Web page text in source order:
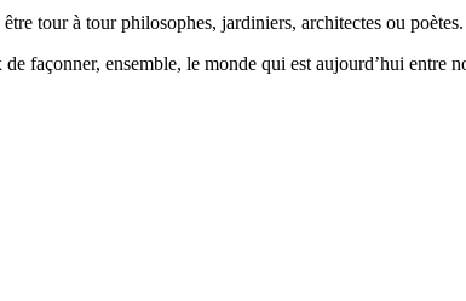
tour à tour philosophes, jardiniers, architectes ou
façonner, ensemble, le monde qui est aujourd’hui entre